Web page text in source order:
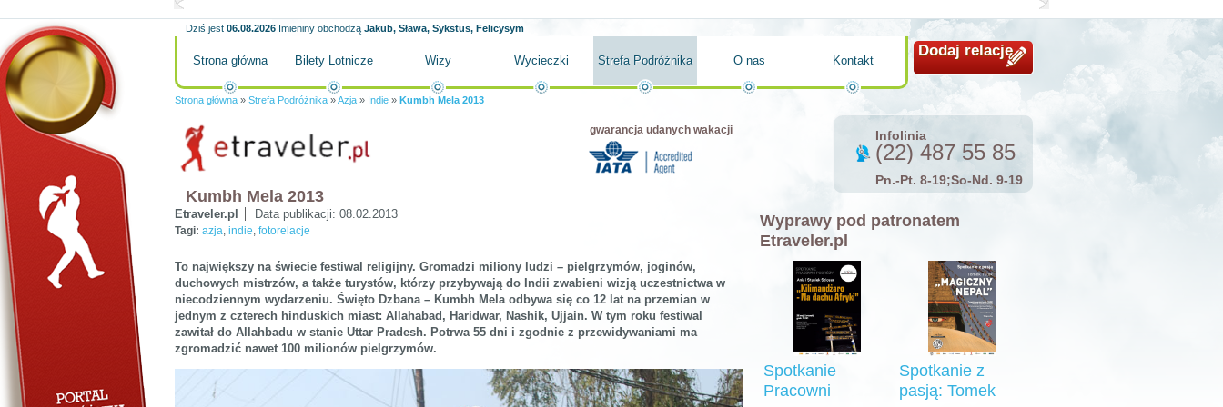
Dziś jest 06.08.2026 Imieniny obchodzą Jakub, Sława, Sykstus, Felicysym
Dodaj relację
Strona główna Bilety Lotnicze Wizy Wycieczki Strefa Podróżnika O nas Kontakt
Strona główna » Strefa Podróżnika »Azja » Indie » Kumbh Mela 2013
gwarancja udanych wakacji
Kumbh Mela 2013
Etraveler.pl Data publikacji: 08.02.2013
Tagi: azja, indie, fotorelacje
To największy na świecie festiwal religijny. Gromadzi miliony ludzi – pielgrzymów, joginów,
duchowych mistrzów, a także turystów, którzy przybywają do Indii zwabieni wizją uczestnictwa w
niecodziennym wydarzeniu. Święto Dzbana – Kumbh Mela odbywa się co 12 lat na przemian w
jednym z czterech hinduskich miast: Allahabad, Haridwar, Nashik, Ujjain. W tym roku festiwal
zawitał do Allahbadu w stanie Uttar Pradesh. Potrwa 55 dni i zgodnie z przewidywaniami ma
zgromadzić nawet 100 milionów pielgrzymów.
Infolinia
(22) 487 55 85
Pn.-Pt. 8-19;So-Nd. 9-19
Wyprawy pod patronatem
Etraveler.pl
Spotkanie
Pracowni
Spotkanie z
pasją: Tomek